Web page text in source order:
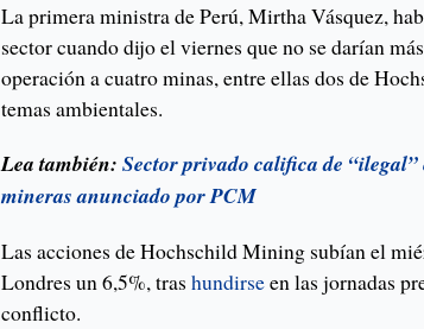
La primera ministra de Perú, Mirtha Vásquez,
sector cuando dijo el viernes que no se darían
operación a cuatro minas, entre ellas dos de
temas ambientales.
Lea también:Sector privado califica de
mineras anunciado por PCM
Las acciones de Hochschild Mining subían el
Londres un 6,5%, trashundirseen las jornadas
conflicto.